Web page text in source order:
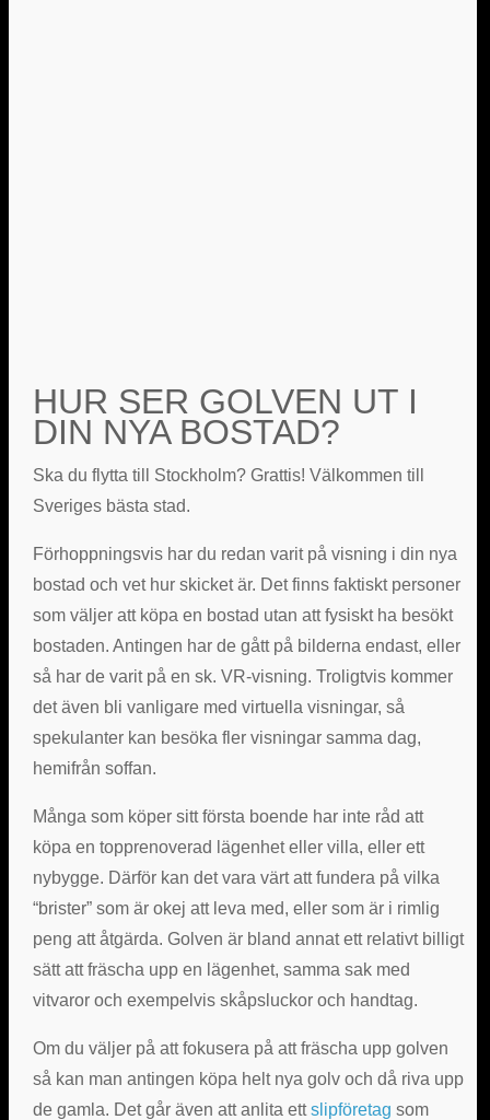
HUR SER GOLVEN UT I
DIN NYA BOSTAD?
Ska du flytta till Stockholm? Grattis! Välkommen till
Sveriges bästa stad.
Förhoppningsvis har du redan varit på visning i din nya
bostad och vet hur skicket är. Det finns faktiskt personer
som väljer att köpa en bostad utan att fysiskt ha besökt
bostaden. Antingen har de gått på bilderna endast, eller
så har de varit på en sk. VR-visning. Troligtvis kommer
det även bli vanligare med virtuella visningar, så
spekulanter kan besöka fler visningar samma dag,
hemifrån soffan.
Många som köper sitt första boende har inte råd att
köpa en topprenoverad lägenhet eller villa, eller ett
nybygge. Därför kan det vara värt att fundera på vilka
“brister” som är okej att leva med, eller som är i rimlig
peng att åtgärda. Golven är bland annat ett relativt billigt
sätt att fräscha upp en lägenhet, samma sak med
vitvaror och exempelvis skåpsluckor och handtag.
Om du väljer på att fokusera på att fräscha upp golven
så kan man antingen köpa helt nya golv och då riva upp
de gamla. Det går även att anlita ettslipföretag som